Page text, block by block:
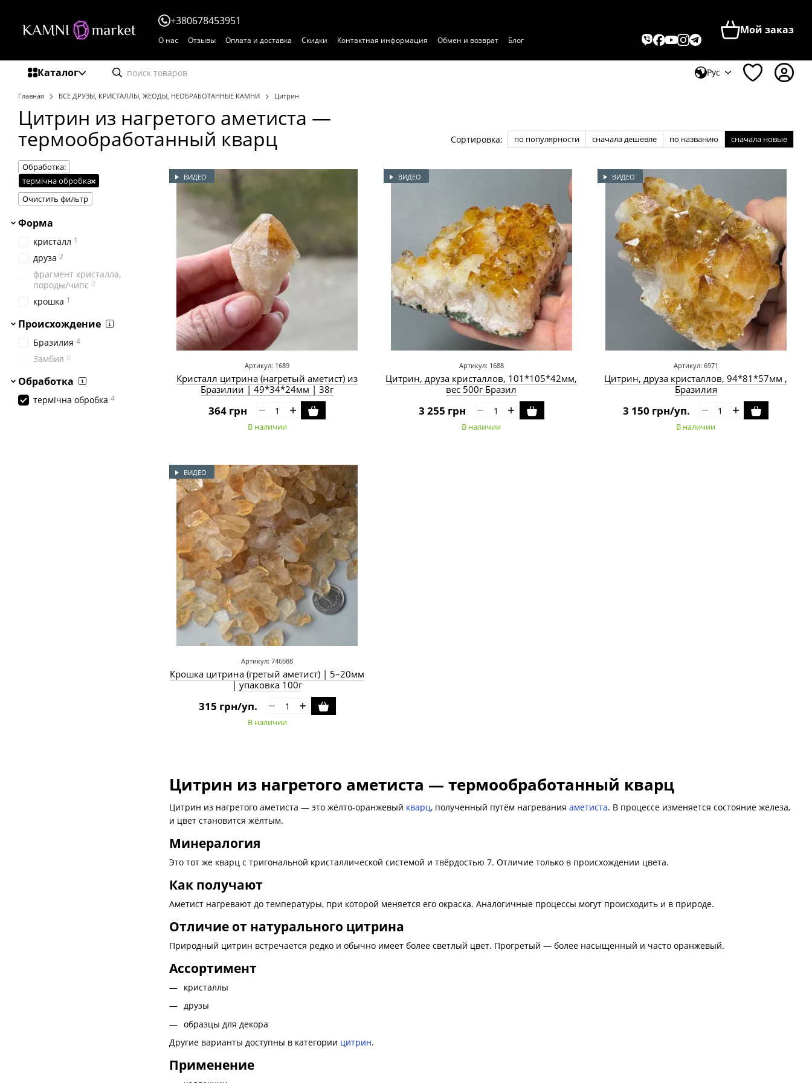
+380678453951
О нас Отзывы Оплата и доставка Скидки Контактная информация Обмен и возврат
Блог
Мой заказ
Каталог Рус
Главная ВСЕ ДРУЗЫ, КРИСТАЛЛЫ, ЖЕОДЫ, НЕОБРАБОТАННЫЕ КАМНИ Цитрин
Цитрин из нагретого аметиста —
термообработанный кварц
Сортировка: по популярности сначала дешевле по названию сначала новые
Цитрин из нагретого аметиста — термообработанный кварц
Цитрин из нагретого аметиста — это жёлто-оранжевый кварц, полученный путём нагревания аметиста. В процессе изменяется состояние железа,
и цвет становится жёлтым.
Минералогия
Это тот же кварц с тригональной кристаллической системой и твёрдостью 7. Отличие только в происхождении цвета.
Как получают
Аметист нагревают до температуры, при которой меняется его окраска. Аналогичные процессы могут происходить и в природе.
Отличие от натурального цитрина
Природный цитрин встречается редко и обычно имеет более светлый цвет. Прогретый — более насыщенный и часто оранжевый.
Ассортимент
кристаллы
друзы
образцы для декора
Другие варианты доступны в категории цитрин.
Применение
ВИДЕО
Артикул: 1689
Кристалл цитрина (нагретый аметист) из
Бразилии | 49*34*24мм | 38г
364 грн
В наличии
ВИДЕО
Артикул: 1688
Цитрин, друза кристаллов, 101*105*42мм,
вес 500г Бразил
3 255 грн
В наличии
ВИДЕО
Артикул: 6971
Цитрин, друза кристаллов, 94*81*57мм ,
Бразилия
3 150 грн/уп.
В наличии
ВИДЕО
Артикул: 746688
Крошка цитрина (гретый аметист) | 5–20мм
| упаковка 100г
315 грн/уп.
В наличии
Обработка:
термічна обробка
Очистить фильтр
Форма
кристалл 1
друза 2
фрагмент кристалла,
породы/чипс 0
крошка 1
Происхождение
Бразилия 4
Замбия 0
Обработка
термічна обробка 4